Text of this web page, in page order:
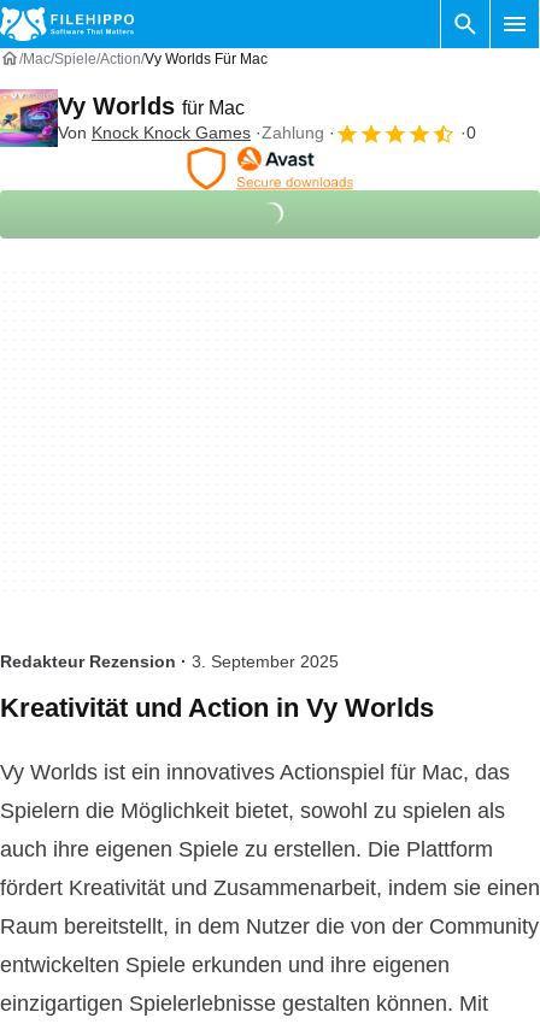
Mac Spiele Action Vy Worlds Für Mac
Vy Worlds für Mac
Von Knock Knock Games Zahlung 0
Redakteur Rezension · 3. September 2025
Kreativität und Action in Vy Worlds
Vy Worlds ist ein innovatives Actionspiel für Mac, das
Spielern die Möglichkeit bietet, sowohl zu spielen als
auch ihre eigenen Spiele zu erstellen. Die Plattform
fördert Kreativität und Zusammenarbeit, indem sie einen
Raum bereitstellt, in dem Nutzer die von der Community
entwickelten Spiele erkunden und ihre eigenen
einzigartigen Spielerlebnisse gestalten können. Mit